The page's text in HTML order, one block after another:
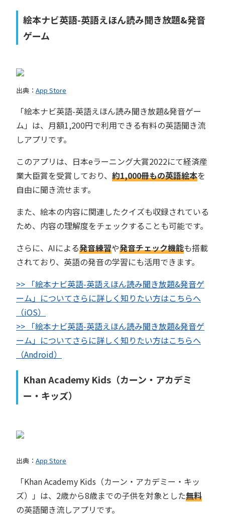
絵本ナビ英語-英語えほん読み聞き放題&発音
ゲーム
出典： App Store
「絵本ナビ英語-英語えほん読み聞き放題&発音ゲー
ム」は、月額1,200円で利用できる有料の英語聞き流
しアプリです。
このアプリは、日本eラーニング大賞2022にて経済産
業大臣賞を受賞しており、 約1,000冊もの英語絵本を
自由に聞き流せます。
また、絵本の内容に関連したクイズも収録されている
ため、内容の理解度をチェックすることも可能です。
さらに、AIによる発音練習や発音チェック機能も搭載
されており、英語の発音の学習にも活用できます。
>> 「絵本ナビ英語-英語えほん読み聞き放題&発音ゲ
ーム」についてさらに詳しく知りたい方はこちらへ
（iOS）
>> 「絵本ナビ英語-英語えほん読み聞き放題&発音ゲ
ーム」についてさらに詳しく知りたい方はこちらへ
（Android）
Khan Academy Kids（カーン・アカデミ
ー・キッズ）
出典： App Store
「Khan Academy Kids（カーン・アカデミー・キッ
ズ）」は、2歳から8歳までの子供を対象とした無料
の英語聞き流しアプリです。